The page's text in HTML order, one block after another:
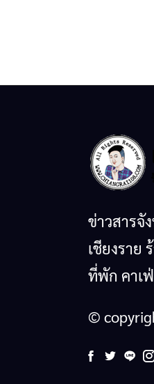
ข่าวสารจั
เชียงราย
ที่พัก คาเ
©